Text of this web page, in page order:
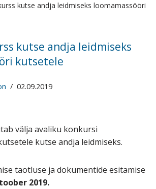
kutse andja leidmiseks loomamassööri
kutse andja leidmiseks
kutsetele
02.09.2019
välja avaliku konkursi
kutse andja leidmiseks.
taotluse ja dokumentide esitamise
2019.